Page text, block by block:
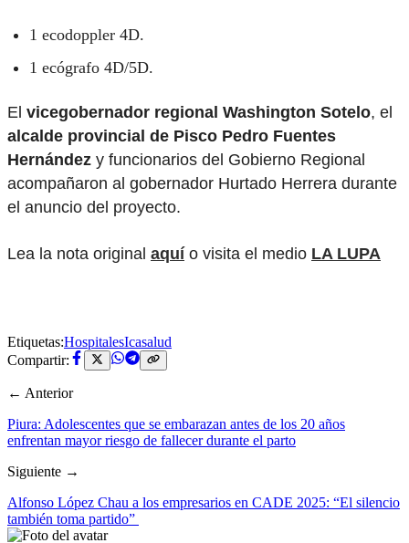
1 ecodoppler 4D.
1 ecógrafo 4D/5D.
El vicegobernador regional Washington Sotelo, el
alcalde provincial de Pisco Pedro Fuentes
Hernández y funcionarios del Gobierno Regional
acompañaron al gobernador Hurtado Herrera durante
el anuncio del proyecto.
Lea la nota original aquío visita el medio LA LUPA
Etiquetas:HospitalesIcasalud
Compartir:
← Anterior
Piura: Adolescentes que se embarazan antes de los 20 años
enfrentan mayor riesgo de fallecer durante el parto
Siguiente →
Alfonso López Chau a los empresarios en CADE 2025: “El silencio
también toma partido”